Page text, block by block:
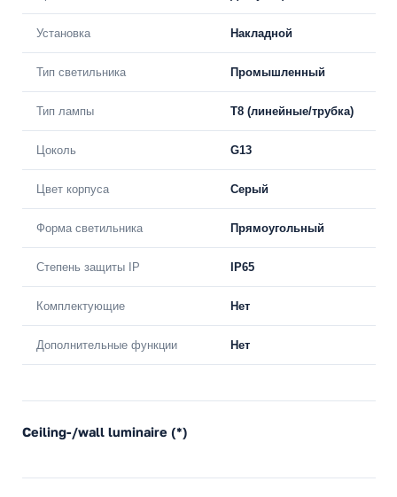
Установка Накладной
Тип светильника Промышленный
Тип лампы T8 (линейные/трубка)
Цоколь G13
Цвет корпуса Серый
Форма светильника Прямоугольный
Степень защиты IP IP65
Комплектующие Нет
Дополнительные функции Нет
Ceiling-/wall luminaire (*)